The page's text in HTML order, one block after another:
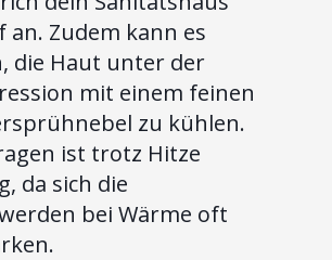
an. Zudem kann es
die Haut unter der
mit einem feinen
zu kühlen.
ist trotz Hitze
da sich die
bei Wärme oft